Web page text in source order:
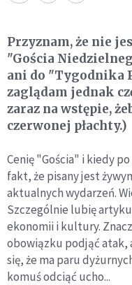
Przyznam, że nie
"Gościa
ani do "Tygodnika
zaglądam jednak
zaraz na wstępie,
czerwonej płachty.)
Cenię "Gościa" i kiedy
fakt, że pisany jest
aktualnych wydarzeń.
Szczególnie lubię
ekonomii i kultury.
obowiązku podjąć atak,
się, że ma paru
komuś odciąć ucho...